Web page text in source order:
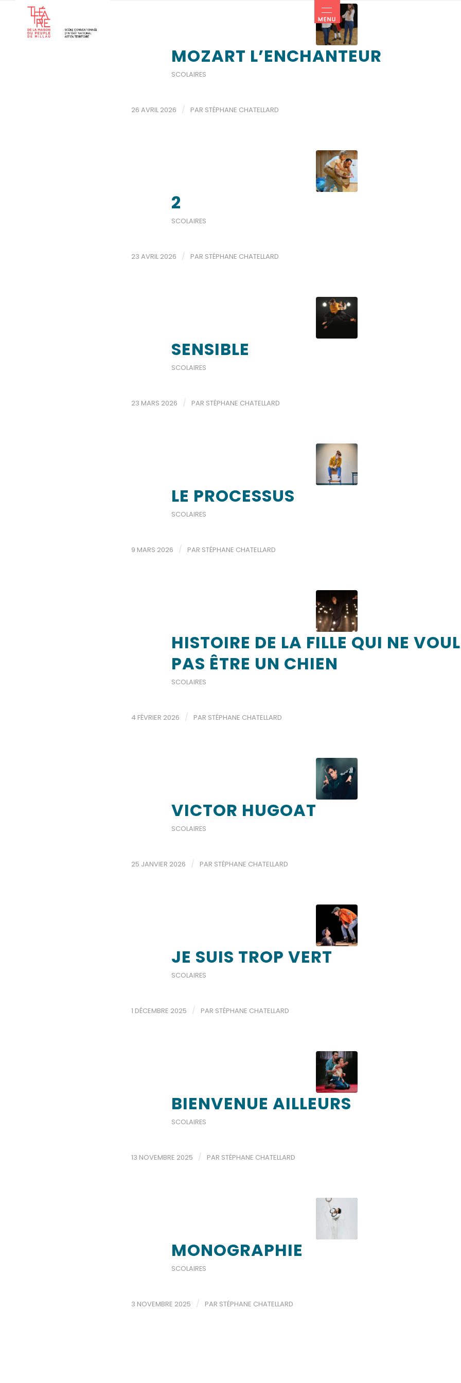
MOZART L’ENCHANTEUR
SCOLAIRES
26 AVRIL 2026 / PAR STÉPHANE CHATELLARD
2
SCOLAIRES
23 AVRIL 2026 / PAR STÉPHANE CHATELLARD
SENSIBLE
SCOLAIRES
23 MARS 2026 / PAR STÉPHANE CHATELLARD
LE PROCESSUS
SCOLAIRES
9 MARS 2026 / PAR STÉPHANE CHATELLARD
HISTOIRE DE LA FILLE QUI NE
PAS ÊTRE UN CHIEN
SCOLAIRES
4 FÉVRIER 2026 / PAR STÉPHANE CHATELLARD
VICTOR HUGOAT
SCOLAIRES
25 JANVIER 2026 / PAR STÉPHANE CHATELLARD
JE SUIS TROP VERT
SCOLAIRES
1 DÉCEMBRE 2025 / PAR STÉPHANE CHATELLARD
BIENVENUE AILLEURS
SCOLAIRES
13 NOVEMBRE 2025 / PAR STÉPHANE CHATELLARD
MONOGRAPHIE
SCOLAIRES
3 NOVEMBRE 2025 / PAR STÉPHANE CHATELLARD